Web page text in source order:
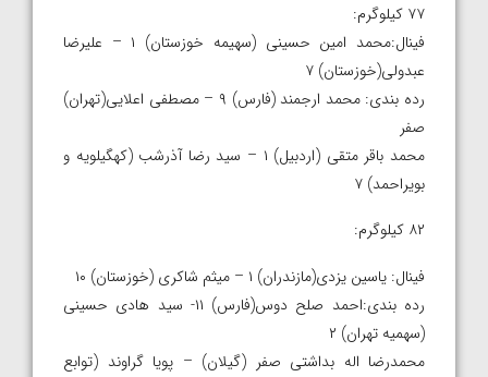
۷۷ کیلوگرم:
فینال:محمد امین حسینی (سهیمه خوزستان) ۱ – علیرضا
عبدولی(خوزستان) ۷
رده بندی: محمد ارجمند (فارس) ۹ – مصطفی اعلایی(تهران)
صفر
محمد باقر متقی (اردبیل) ۱ – سید رضا آذرشب (کهگیلویه و
بویراحمد) ۷
۸۲ کیلوگرم:
فینال: یاسین یزدی(مازندران) ۱ – میثم شاکری (خوزستان) ۱۰
رده بندی:احمد صلح دوس(فارس) ۱۱- سید هادی حسینی
(سهمیه تهران) ۲
محمدرضا اله بداشتی صفر (گیلان) – پویا گراوند (توابع